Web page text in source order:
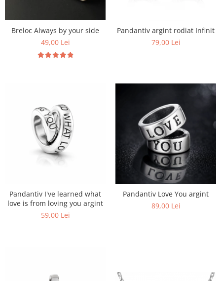
Breloc Always by your side
49,00 Lei
Pandantiv argint rodiat Infinit
79,00 Lei
Pandantiv I've learned what
love is from loving you argint
59,00 Lei
Pandantiv Love You argint
89,00 Lei